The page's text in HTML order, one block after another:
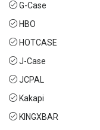
G-Case
HBO
HOTCASE
J-Case
JCPAL
Kakapi
KINGXBAR